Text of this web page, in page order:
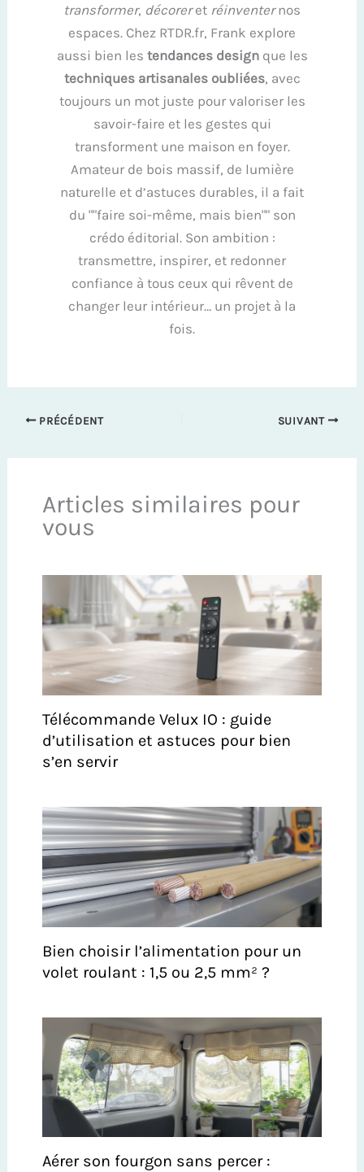
transformer, décoreret réinventernos
espaces. Chez RTDR.fr, Frank explore
aussi bien les tendances designque les
techniques artisanales oubliées, avec
toujours un mot juste pour valoriser les
savoir-faire et les gestes qui
transforment une maison en foyer.
Amateur de bois massif, de lumière
naturelle et d’astuces durables, il a fait
du ""faire soi-même, mais bien"" son
crédo éditorial. Son ambition :
transmettre, inspirer, et redonner
confiance à tous ceux qui rêvent de
changer leur intérieur… un projet à la
fois.
PRÉCÉDENT SUIVANT
Articles similaires pour
vous
Télécommande Velux IO : guide
d’utilisation et astuces pour bien
s’en servir
Bien choisir l’alimentation pour un
volet roulant : 1,5 ou 2,5 mm² ?
Aérer son fourgon sans percer :